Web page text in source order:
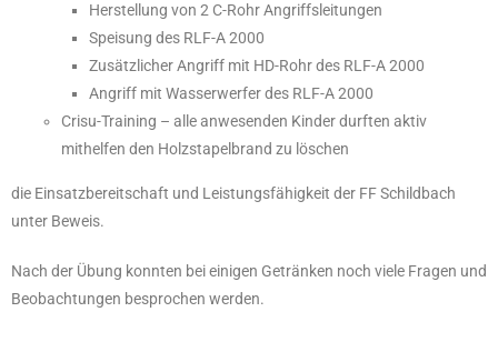
Herstellung von 2 C-Rohr Angriffsleitungen
Speisung des RLF-A 2000
Zusätzlicher Angriff mit HD-Rohr des RLF-A 2000
Angriff mit Wasserwerfer des RLF-A 2000
Crisu-Training – alle anwesenden Kinder durften aktiv
mithelfen den Holzstapelbrand zu löschen
die Einsatzbereitschaft und Leistungsfähigkeit der FF Schildbach
unter Beweis.
Nach der Übung konnten bei einigen Getränken noch viele Fragen und
Beobachtungen besprochen werden.